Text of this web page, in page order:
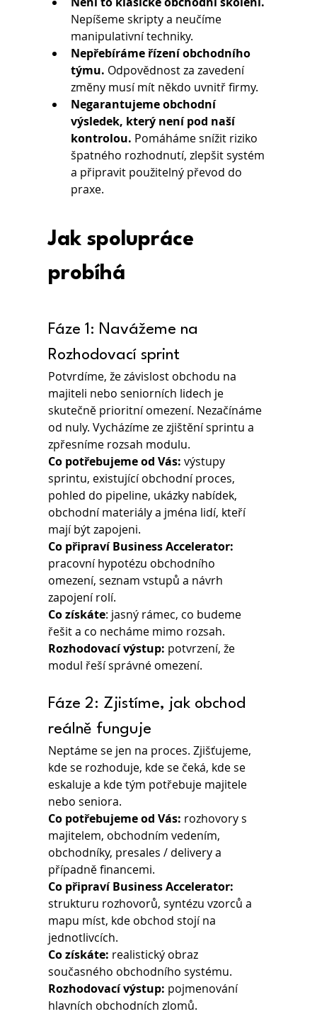
Nepíšeme skripty a neučíme
manipulativní techniky.
Nepřebíráme řízení obchodního
týmu. Odpovědnost za zavedení
změny musí mít někdo uvnitř firmy.
Negarantujeme obchodní
výsledek, který není pod naší
kontrolou. Pomáháme snížit riziko
špatného rozhodnutí, zlepšit systém
a připravit použitelný převod do
praxe.
Jak spolupráce
probíhá
Fáze 1: Navážeme na
Rozhodovací sprint
Potvrdíme, že závislost obchodu na
majiteli nebo seniorních lidech je
skutečně prioritní omezení. Nezačínáme
od nuly. Vycházíme ze zjištění sprintu a
zpřesníme rozsah modulu.
Co potřebujeme od Vás: výstupy
sprintu, existující obchodní proces,
pohled do pipeline, ukázky nabídek,
obchodní materiály a jména lidí, kteří
mají být zapojeni.
Co připraví Business Accelerator:
pracovní hypotézu obchodního
omezení, seznam vstupů a návrh
zapojení rolí.
Co získáte: jasný rámec, co budeme
řešit a co necháme mimo rozsah.
Rozhodovací výstup: potvrzení, že
modul řeší správné omezení.
Fáze 2: Zjistíme, jak obchod
reálně funguje
Neptáme se jen na proces. Zjišťujeme,
kde se rozhoduje, kde se čeká, kde se
eskaluje a kde tým potřebuje majitele
nebo seniora.
Co potřebujeme od Vás: rozhovory s
majitelem, obchodním vedením,
obchodníky, presales / delivery a
případně financemi.
Co připraví Business Accelerator:
strukturu rozhovorů, syntézu vzorců a
mapu míst, kde obchod stojí na
jednotlivcích.
Co získáte: realistický obraz
současného obchodního systému.
Rozhodovací výstup: pojmenování
hlavních obchodních zlomů.